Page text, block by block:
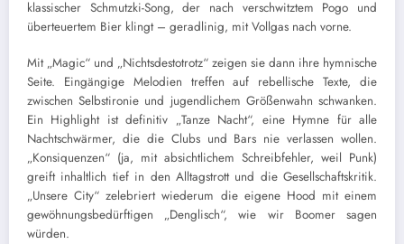
klassischer Schmutzki-Song, der nach verschwitztem Pogo und
überteuertem Bier klingt – geradlinig, mit Vollgas nach vorne.
Mit „Magic“ und „Nichtsdestotrotz“ zeigen sie dann ihre hymnische
Seite. Eingängige Melodien treffen auf rebellische Texte, die
zwischen Selbstironie und jugendlichem Größenwahn schwanken.
Ein Highlight ist definitiv „Tanze Nacht“, eine Hymne für alle
Nachtschwärmer, die die Clubs und Bars nie verlassen wollen.
„Konsiquenzen“ (ja, mit absichtlichem Schreibfehler, weil Punk)
greift inhaltlich tief in den Alltagstrott und die Gesellschaftskritik.
„Unsere City“ zelebriert wiederum die eigene Hood mit einem
gewöhnungsbedürftigen „Denglisch“, wie wir Boomer sagen
würden.